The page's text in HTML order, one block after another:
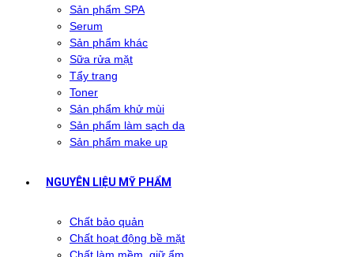
Sản phẩm SPA
Serum
Sản phẩm khác
Sữa rửa mặt
Tẩy trang
Toner
Sản phẩm khử mùi
Sản phẩm làm sạch da
Sản phẩm make up
NGUYÊN LIỆU MỸ PHẨM
Chất bảo quản
Chất hoạt động bề mặt